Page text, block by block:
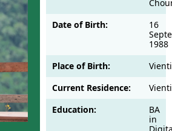
Date of Birth:
16
1988
Place of Birth:
Current Residence:
Education:
BA
in